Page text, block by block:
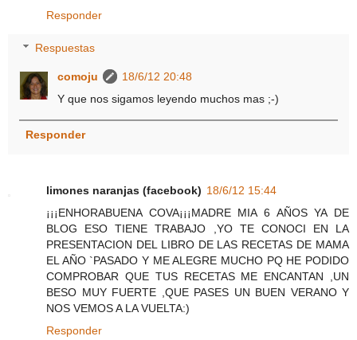
Responder
Respuestas
comoju
18/6/12 20:48
Y que nos sigamos leyendo muchos mas ;-)
Responder
limones naranjas (facebook) 18/6/12 15:44
¡¡¡ENHORABUENA COVA¡¡¡MADRE MIA 6 AÑOS YA DE
BLOG ESO TIENE TRABAJO ,YO TE CONOCI EN LA
PRESENTACION DEL LIBRO DE LAS RECETAS DE MAMA
EL AÑO `PASADO Y ME ALEGRE MUCHO PQ HE PODIDO
COMPROBAR QUE TUS RECETAS ME ENCANTAN ,UN
BESO MUY FUERTE ,QUE PASES UN BUEN VERANO Y
NOS VEMOS A LA VUELTA:)
Responder